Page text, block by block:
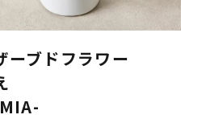
ーブドフラワー